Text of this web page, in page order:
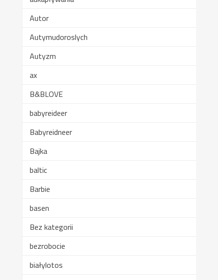
Autor
Autymudoroslych
Autyzm
ax
B&BLOVE
babyreideer
Babyreidneer
Bajka
baltic
Barbie
basen
Bez kategorii
bezrobocie
białylotos